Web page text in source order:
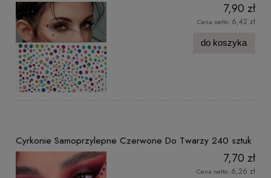
7,90 zł
Cena netto: 6,42 zł
do koszyka
Cyrkonie Samoprzylepne Czerwone Do Twarzy 240 sztuk
7,70 zł
Cena netto: 6,26 zł